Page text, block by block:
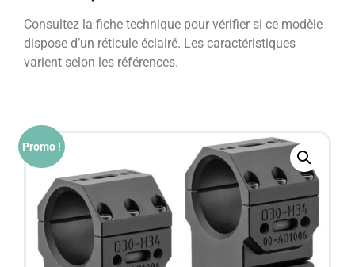
Consultez la fiche technique pour vérifier si ce modèle
dispose d’un réticule éclairé. Les caractéristiques
varient selon les références.
Promo !